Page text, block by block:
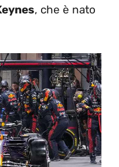
, che è nato